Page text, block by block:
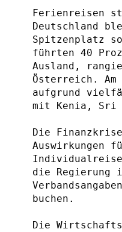
Ferienreisen
Deutschland
Spitzenplatz
führten 40
Ausland,
Österreich.
aufgrund
mit Kenia, Sri
Die
Auswirkungen
die Regierung
buchen.
Die